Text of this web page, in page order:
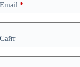
Email *
Сайт